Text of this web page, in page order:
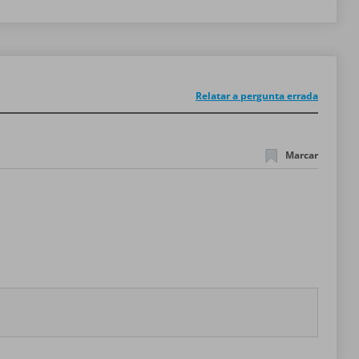
Relatar a pergunta errada
Marcar